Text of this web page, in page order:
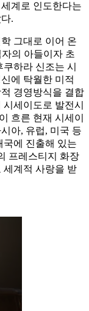
계로 인도한다는
.
그대로 이어 온
자의 아들이자 초
하라 신조는 시
에 탁월한 미적
경영방식을 결합
세이도로 발전시
흐른 현재 시세이
아, 유럽, 미국 등
국에 진출해 있는
프레스티지 화장
세계적 사랑을 받